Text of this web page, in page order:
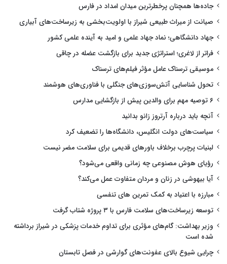
جاده‌ها همچنان پرخطرترین میدان امداد در فارس
صیانت از میراث طبیعی شیراز با اولویت‌بخشی به زیرساخت‌های آبیاری
جهاد دانشگاهی؛ نماد جهاد علمی و امید به آینده علمی کشور
فراتر از لاغری؛ استراتژی جدید برای بازگشت عضله در چاقی
موسیقی ترسناک عامل مؤثر فیلم‌های ترسناک
تحول شناسایی آتش‌سوزی‌های جنگلی با فناوری‌های هوشمند
۶ توصیه مهم برای والدین پیش از بازگشایی مدارس
آنچه باید درباره آرتروز زانو بدانید
سیاست‌های دولت انگلیس، دانشگاه‌ها را تضعیف کرد
لبنیات پرچرب برخلاف باورهای قدیمی برای سلامت مضر نیست
رؤیای هوش مصنوعی چه زمانی واقعی می‌شود؟
آیا بیهوشی در زنان و مردان متفاوت عمل می‌کند؟
مبارزه با اعتیاد به کمک تمرین های تنفسی
توسعه زیرساخت‌های سلامت فارس با ۳ پروژه شتاب گرفت
وزیر بهداشت: گام‌های مؤثری برای تداوم خدمات پزشکی در شیراز برداشته
شده است
چرایی شیوع بالای عفونت‌های گوارشی در فصل تابستان